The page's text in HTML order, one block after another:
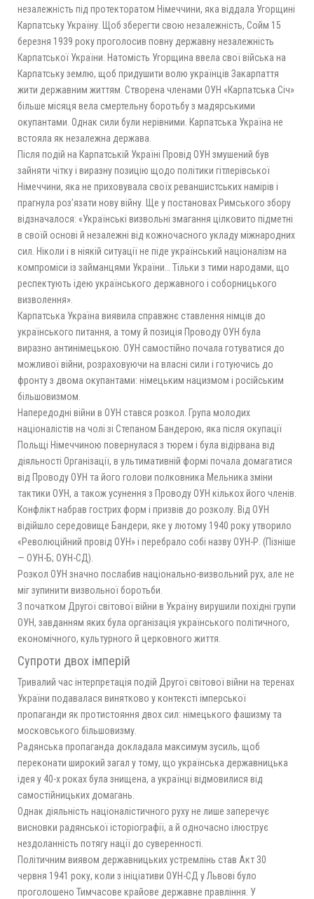
незалежність під протекторатом Німеччини, яка віддала Угорщині
Карпатську Україну. Щоб зберегти свою незалежність, Сойм 15
березня 1939 року проголосив повну державну незалежність
Карпатської України. Натомість Угорщина ввела свої війська на
Карпатську землю, щоб придушити волю українців Закарпаття
жити державним життям. Створена членами ОУН «Карпатська Січ»
більше місяця вела смертельну боротьбу з мадярськими
окупантами. Однак сили були нерівними. Карпатська Україна не
встояла як незалежна держава.
Після подій на Карпатській Україні Провід ОУН змушений був
зайняти чітку і виразну позицію щодо політики гітлерівської
Німеччини, яка не приховувала своїх реваншистських намірів і
прагнула роз’язати нову війну. Ще у постановах Римського збору
відзначалося: «Українські визвольні змагання цілковито підметні
в своїй основі й незалежні від кожночасного укла­ду міжнародних
сил. Ніколи і в ніякій ситуації не піде український націоналізм на
компроміси із займанцями України… Тільки з тими народами, що
респектують ідею українського державного і соборницького
визволення».
Карпатська Україна виявила справжнє ставлення німців до
українського питання, а тому й позиція Проводу ОУН була
виразно антинімецькою. ОУН самостійно почала готуватися до
можливої війни, розраховуючи на власні сили і готуючись до
фронту з двома окупантами: німецьким нацизмом і російським
більшовизмом.
Напередодні війни в ОУН стався розкол. Група молодих
націоналістів на чолі зі Степаном Бандерою, яка після окупації
Польщі Німеччиною повернулася з тюрем і була відірвана від
діяльності Організації, в ультимативній формі почала домагатися
від Проводу ОУН та його голови полковника Мельника зміни
тактики ОУН, а також усунення з Проводу ОУН кількох його членів.
Конфлікт набрав гострих форм і призвів до розколу. Від ОУН
відійшло середовище Бандери, яке у лютому 1940 року утворило
«Революційний провід ОУН» і перебрало собі назву ОУН-Р. (Пізніше
— ОУН-Б; ОУН-СД).
Розкол ОУН значно послабив національно-визвольний рух, але не
міг зупинити ви­звольної боротьби.
З початком Другої світової війни в Україну вирушили похідні групи
ОУН, завданням яких була організація українського політичного,
економічного, культурного й церковного життя.
Супроти двох імперій
Тривалий час інтерпретація подій Другої світової війни на теренах
України подавалася винятково у контексті імперської
пропаганди як протистояння двох сил: німецького фашизму та
московського більшовизму.
Радянська пропаганда докладала максимум зусиль, щоб
переконати широкий загал у тому, що українська державницька
ідея у 40-х роках була знищена, а українці відмовилися від
самостійницьких домагань.
Однак діяльність націоналістичного руху не лише заперечує
висновки радянської історіографії, а й одночасно ілюструє
нездоланність потягу нації до суверенності.
Політичним виявом державницьких устремлінь став Акт 30
червня 1941 року, коли з ініціативи ОУН-СД у Львові було
проголошено Тимчасове крайове державне правління. У